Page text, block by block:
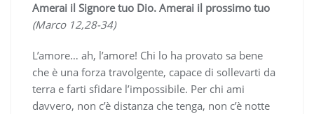
Amerai il Signore tuo Dio. Amerai il prossimo tuo
(Marco 12,28-34)
L’amore… ah, l’amore! Chi lo ha provato sa bene
che è una forza travolgente, capace di sollevarti da
terra e farti sfidare l’impossibile. Per chi ami
davvero, non c’è distanza che tenga, non c’è notte